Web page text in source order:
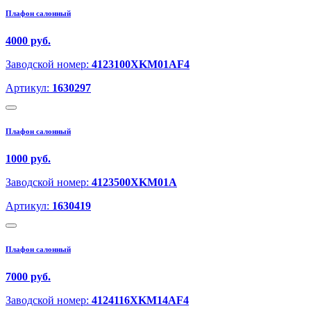
Плафон салонный
4000 руб.
Заводской номер: 4123100XKM01AF4
Артикул: 1630297
Плафон салонный
1000 руб.
Заводской номер: 4123500XKM01A
Артикул: 1630419
Плафон салонный
7000 руб.
Заводской номер: 4124116XKM14AF4